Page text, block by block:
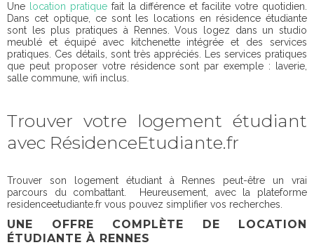
Une location pratiquefait la différence et facilite votre quotidien.
Dans cet optique, ce sont les locations en résidence étudiante
sont les plus pratiques à Rennes. Vous logez dans un studio
meublé et équipé avec kitchenette intégrée et des services
pratiques. Ces détails, sont très appréciés. Les services pratiques
que peut proposer votre résidence sont par exemple : laverie,
salle commune, wifi inclus.
Trouver votre logement étudiant
avec RésidenceEtudiante.fr
Trouver son logement étudiant à Rennes peut-être un vrai
parcours du combattant. Heureusement, avec la plateforme
residenceetudiante.fr vous pouvez simplifier vos recherches.
UNE OFFRE COMPLÈTE DE LOCATION
ÉTUDIANTE À RENNES